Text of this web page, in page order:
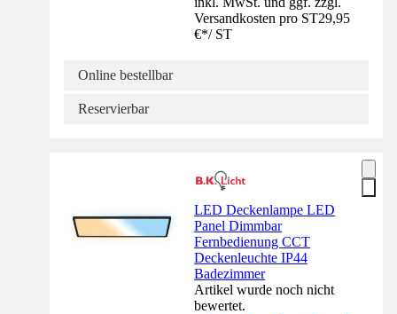
Versandkosten pro ST29,95
€*/ ST
Online bestellbar
Reservierbar
LED Deckenlampe LED
Panel Dimmbar
Fernbedienung CCT
Deckenleuchte IP44
Badezimmer
Artikel wurde noch nicht
bewertet.